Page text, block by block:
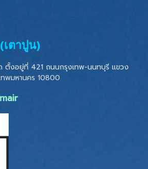
ตาปูน)
ตั้งอยู่ที่ 421 ถนนกรุงเทพ-นนทบุรี แขวง
ทพมหานคร 10800